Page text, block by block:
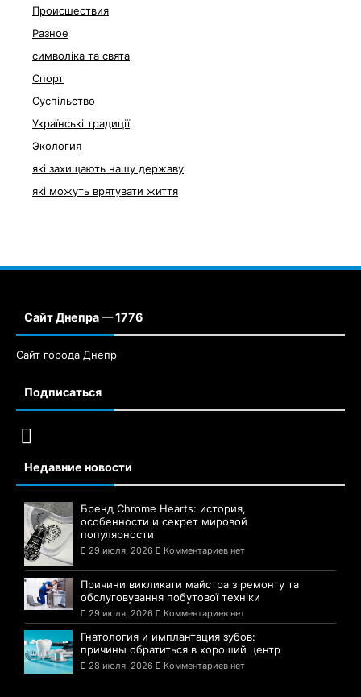
Происшествия
Разное
символіка та свята
Спорт
Суспільство
Українські традиції
Экология
які захищають нашу державу
які можуть врятувати життя
Сайт Днепра — 1776
Сайт города Днепр
Подписаться
Недавние новости
Бренд Chrome Hearts: история,
особенности и секрет мировой
популярности
29 июля, 2026 Комментариев нет
Причини викликати майстра з ремонту та
обслуговування побутової техніки
29 июля, 2026 Комментариев нет
Гнатология и имплантация зубов:
причины обратиться в хороший центр
28 июля, 2026 Комментариев нет